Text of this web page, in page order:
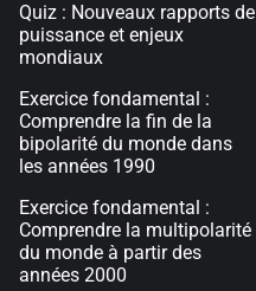
Quiz : Nouveaux rapports de
puissance et enjeux
mondiaux
Exercice fondamental :
Comprendre la fin de la
bipolarité du monde dans
les années 1990
Exercice fondamental :
Comprendre la multipolarité
du monde à partir des
années 2000